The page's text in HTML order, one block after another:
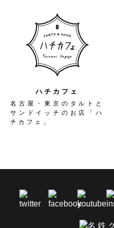
ハチカフェ
名古屋・東京のタルトと
サンドイッチのお店「ハ
チカフェ」